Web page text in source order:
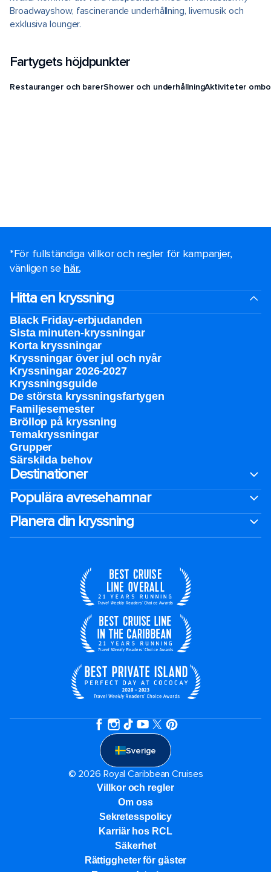
Broadwayshow, fascinerande underhållning, livemusik och
exklusiva lounger.
Fartygets höjdpunkter
Restauranger och barerShower och underhållningAktiviteter
*För fullständiga villkor och regler för kampanjer,
vänligen se här..
Hitta en kryssning
Black Friday-erbjudanden
Sista minuten-kryssningar
Korta kryssningar
Kryssningar över jul och nyår
Kryssningar 2026-2027
Kryssningsguide
De största kryssningsfartygen
Familjesemester
Bröllop på kryssning
Temakryssningar
Grupper
Särskilda behov
Destinationer
Populära avresehamnar
Planera din kryssning
Sverige
© 2026 Royal Caribbean Cruises
Villkor och regler
Om oss
Sekretesspolicy
Karriär hos RCL
Säkerhet
Rättiggheter för gäster